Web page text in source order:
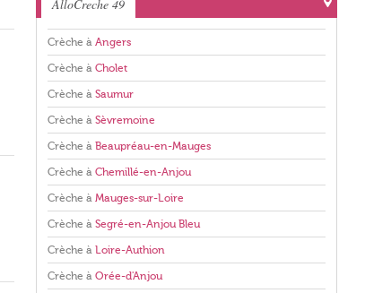
AlloCreche 49
Crèche à Angers
Crèche à Cholet
Crèche à Saumur
Crèche à Sèvremoine
Crèche à Beaupréau-en-Mauges
Crèche à Chemillé-en-Anjou
Crèche à Mauges-sur-Loire
Crèche à Segré-en-Anjou Bleu
Crèche à Loire-Authion
Crèche à Orée-d'Anjou